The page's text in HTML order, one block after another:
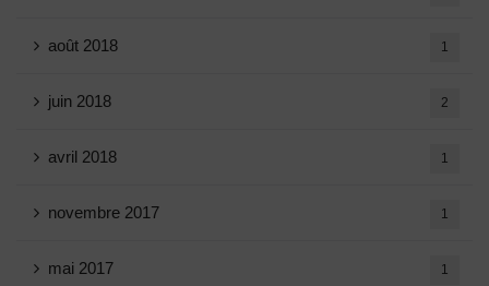
août 2018 1
juin 2018 2
avril 2018 1
novembre 2017 1
mai 2017 1